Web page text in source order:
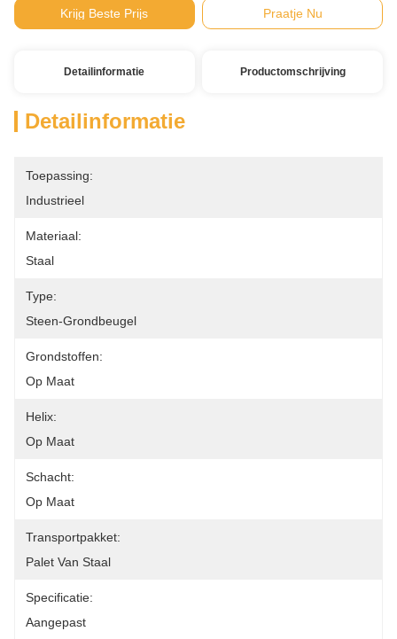
Krijg Beste Prijs Praatje Nu
Detailinformatie Productomschrijving
Detailinformatie
Toepassing:
Industrieel
Materiaal:
Staal
Type:
Steen-Grondbeugel
Grondstoffen:
Op Maat
Helix:
Op Maat
Schacht:
Op Maat
Transportpakket:
Palet Van Staal
Specificatie:
Aangepast